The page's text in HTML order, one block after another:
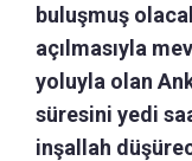
buluşmuş
açılmasıyla
yoluyla olan
süresini yedi
inşallah